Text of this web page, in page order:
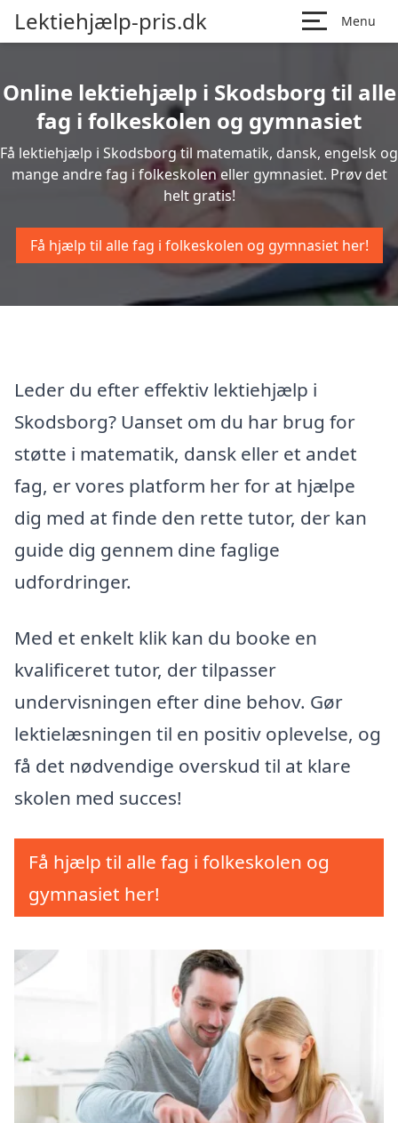
Lektiehjælp-pris.dk Menu
Online lektiehjælp i Skodsborg til alle
fag i folkeskolen og gymnasiet
Få lektiehjælp i Skodsborg til matematik, dansk, engelsk og
mange andre fag i folkeskolen eller gymnasiet. Prøv det
helt gratis!
Få hjælp til alle fag i folkeskolen og gymnasiet her!
Leder du efter effektiv lektiehjælp i
Skodsborg? Uanset om du har brug for
støtte i matematik, dansk eller et andet
fag, er vores platform her for at hjælpe
dig med at finde den rette tutor, der kan
guide dig gennem dine faglige
udfordringer.
Med et enkelt klik kan du booke en
kvalificeret tutor, der tilpasser
undervisningen efter dine behov. Gør
lektielæsningen til en positiv oplevelse, og
få det nødvendige overskud til at klare
skolen med succes!
Få hjælp til alle fag i folkeskolen og
gymnasiet her!